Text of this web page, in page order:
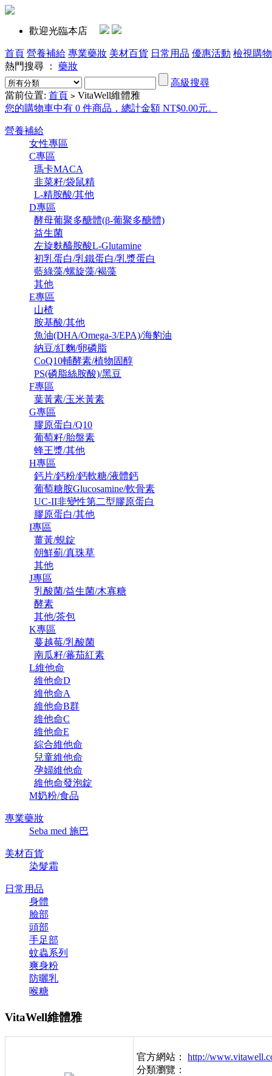
歡迎光臨本店
首頁 營養補給 專業藥妝 美材百貨 日常用品 優惠活動 檢視購
熱門搜尋 ： 藥妝
高級搜尋
當前位置: 首頁 > VitaWell維體雅
您的購物車中有 0 件商品，總計金額 NT$0.00元。
營養補給
女性專區
C專區
瑪卡MACA
韭菜籽/袋鼠精
L-精胺酸/其他
D專區
酵母葡聚多醣體(β-葡聚多醣體)
益生菌
左旋麩醯胺酸L-Glutamine
初乳蛋白/乳鐵蛋白/乳漿蛋白
藍綠藻/螺旋藻/褐藻
其他
E專區
山楂
胺基酸/其他
魚油(DHA/Omega-3/EPA)/海豹油
納豆/紅麴/卵磷脂
CoQ10輔酵素/植物固醇
PS(磷脂絲胺酸)/黑豆
F專區
葉黃素/玉米黃素
G專區
膠原蛋白/Q10
葡萄籽/胎盤素
蜂王漿/其他
H專區
鈣片/鈣粉/鈣軟糖/液體鈣
葡萄糖胺Glucosamine/軟骨素
UC-II非變性第二型膠原蛋白
膠原蛋白/其他
I專區
薑黃/蜆錠
朝鮮薊/真珠草
其他
J專區
乳酸菌/益生菌/木寡糖
酵素
其他/茶包
K專區
蔓越莓/乳酸菌
南瓜籽/蕃茄紅素
L維他命
維他命D
維他命A
維他命B群
維他命C
維他命E
綜合維他命
兒童維他命
孕婦維他命
維他命發泡錠
M奶粉/食品
專業藥妝
Seba med 施巴
美材百貨
染髮霜
日常用品
身體
臉部
頭部
手足部
蚊蟲系列
爽身粉
防曬乳
喉糖
VitaWell維體雅
官方網站： http://
分類瀏覽：